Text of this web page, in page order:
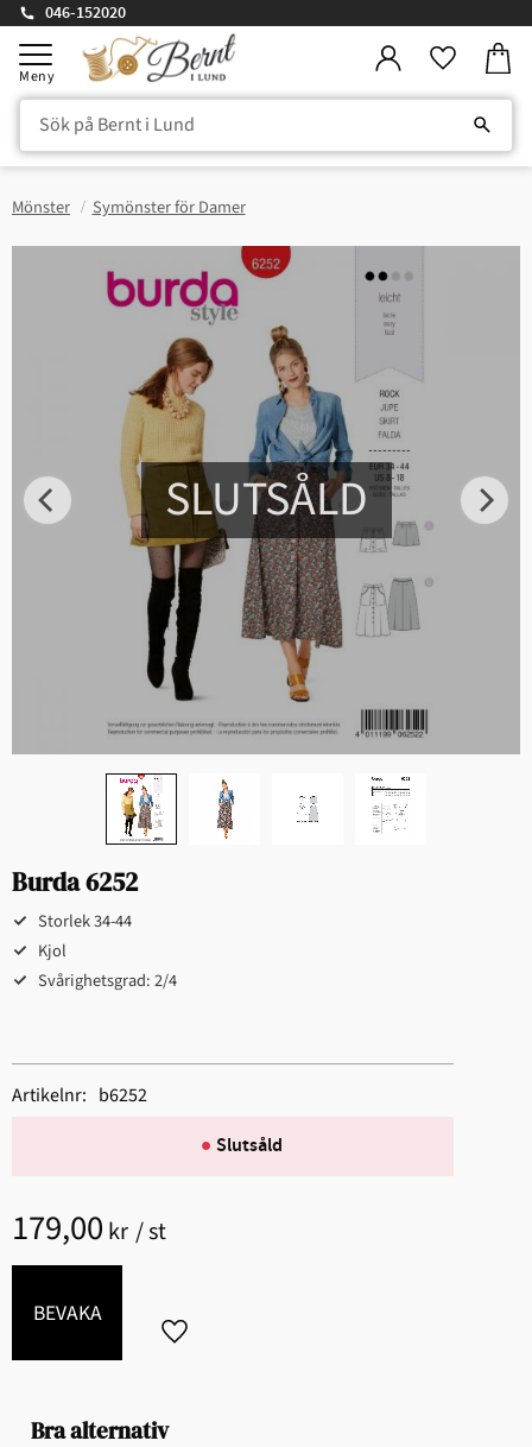
Meny
046-152020
Mönster Symönster för Damer
SLUTSÅLD
Burda 6252
Storlek 34-44
Kjol
Svårighetsgrad: 2/4
179,00 kr /st
Lägg till i favoriter
BEVAKA
Bra alternativ
Slutsåld
Artikelnr b6252